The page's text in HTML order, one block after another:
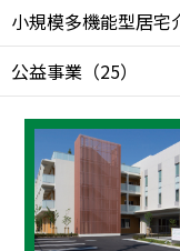
小規模多機能型居宅
公益事業 （25）